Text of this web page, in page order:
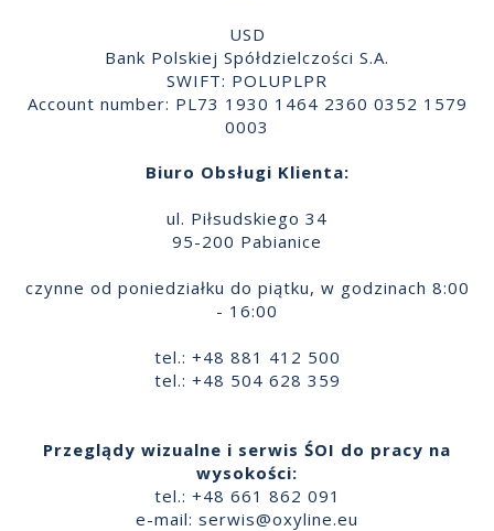
USD
Bank Polskiej Spółdzielczości S.A.
SWIFT: POLUPLPR
Account number: PL73 1930 1464 2360 0352 1579
0003
Biuro Obsługi Klienta:
ul. Piłsudskiego 34
95-200 Pabianice
czynne od poniedziałku do piątku, w godzinach 8:00
- 16:00
tel.: +48 881 412 500
tel.: +48 504 628 359
Przeglądy wizualne i serwis ŚOI do pracy na
wysokości:
tel.: +48 661 862 091
e-mail: serwis@oxyline.eu